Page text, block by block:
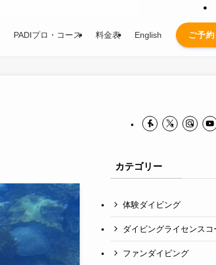
PADIプロ・コース 料金表 English ご予
カテゴリー
体験ダイビング
ダイビングライセンスコ
ファンダイビング